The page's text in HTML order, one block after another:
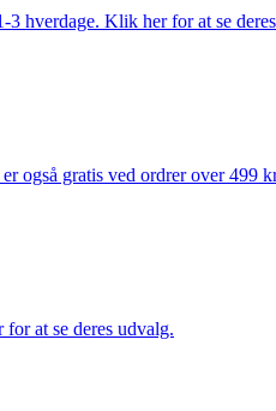
hverdage. Klik her for at se
også gratis ved ordrer over 499
at se deres udvalg.